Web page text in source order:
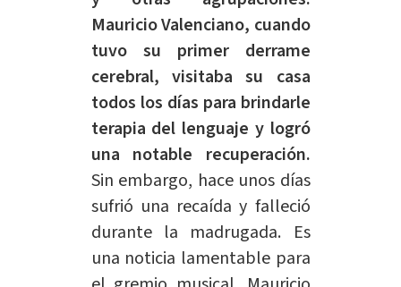
Mauricio Valenciano, cuando
tuvo su primer derrame
cerebral, visitaba su casa
todos los días para brindarle
terapia del lenguaje y logró
una notable recuperación.
Sin embargo, hace unos días
sufrió una recaída y falleció
durante la madrugada. Es
una noticia lamentable para